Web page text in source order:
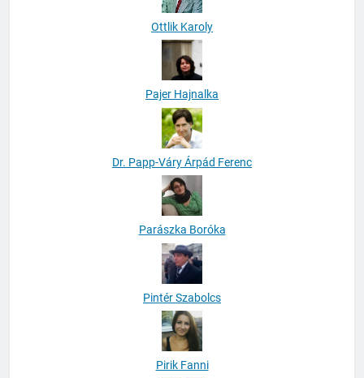
Ottlik Karoly
Pajer Hajnalka
Dr. Papp-Váry Árpád Ferenc
Parászka Boróka
Pintér Szabolcs
Pirik Fanni